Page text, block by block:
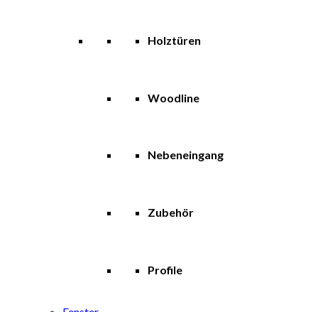
Holztüren
Woodline
Nebeneingang
Zubehör
Profile